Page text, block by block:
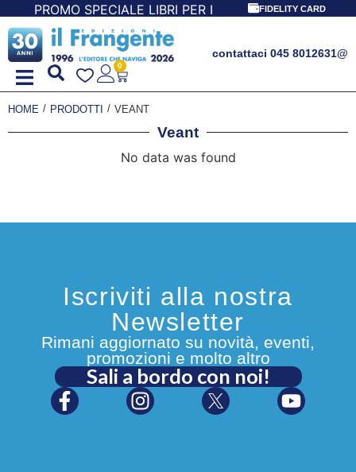
PROMO SPECIALE LIBRI PER I 30 ANNI DELFIDELITY CARD
contattaci 045 8012631@
0
HOME / PRODOTTI / VEANT
Veant
No data was found
Iscriviti alla nostra
Newsletter
Rimani aggiornato su novità, eventi,
promozioni e molto altro
Sali a bordo con noi!